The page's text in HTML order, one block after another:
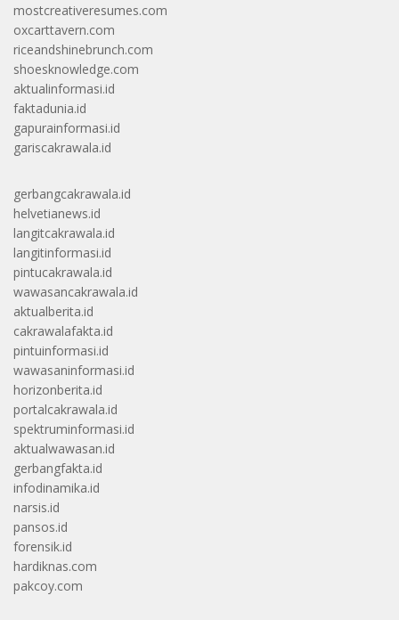
mostcreativeresumes.com
oxcarttavern.com
riceandshinebrunch.com
shoesknowledge.com
aktualinformasi.id
faktadunia.id
gapurainformasi.id
gariscakrawala.id
gerbangcakrawala.id
helvetianews.id
langitcakrawala.id
langitinformasi.id
pintucakrawala.id
wawasancakrawala.id
aktualberita.id
cakrawalafakta.id
pintuinformasi.id
wawasaninformasi.id
horizonberita.id
portalcakrawala.id
spektruminformasi.id
aktualwawasan.id
gerbangfakta.id
infodinamika.id
narsis.id
pansos.id
forensik.id
hardiknas.com
pakcoy.com